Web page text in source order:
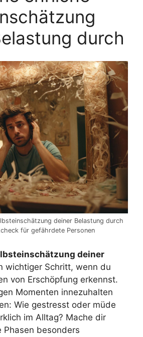
durch
deiner Belastung durch
für gefährdete Personen
deiner
wichtiger Schritt, wenn du
von Erschöpfung erkennst.
Momenten innezuhalten
Wie gestresst oder müde
im Alltag? Mache dir
besonders